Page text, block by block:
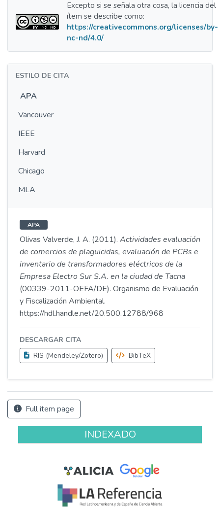
Excepto si se señala otra cosa, la licencia del
ítem se describe como:
https://creativecommons.org/licenses/by-
nc-nd/4.0/
ESTILO DE CITA
APA
Vancouver
IEEE
Harvard
Chicago
MLA
APA
Olivas Valverde, J. A. (2011). Actividades evaluación
de comercios de plaguicidas, evaluación de PCBs e
inventario de transformadores eléctricos de la
Empresa Electro Sur S.A. en la ciudad de Tacna
(00339-2011-OEFA/DE). Organismo de Evaluación
y Fiscalización Ambiental.
https://hdl.handle.net/20.500.12788/968
DESCARGAR CITA
RIS (Mendeley/Zotero)
BibTeX
Full item page
INDEXADO